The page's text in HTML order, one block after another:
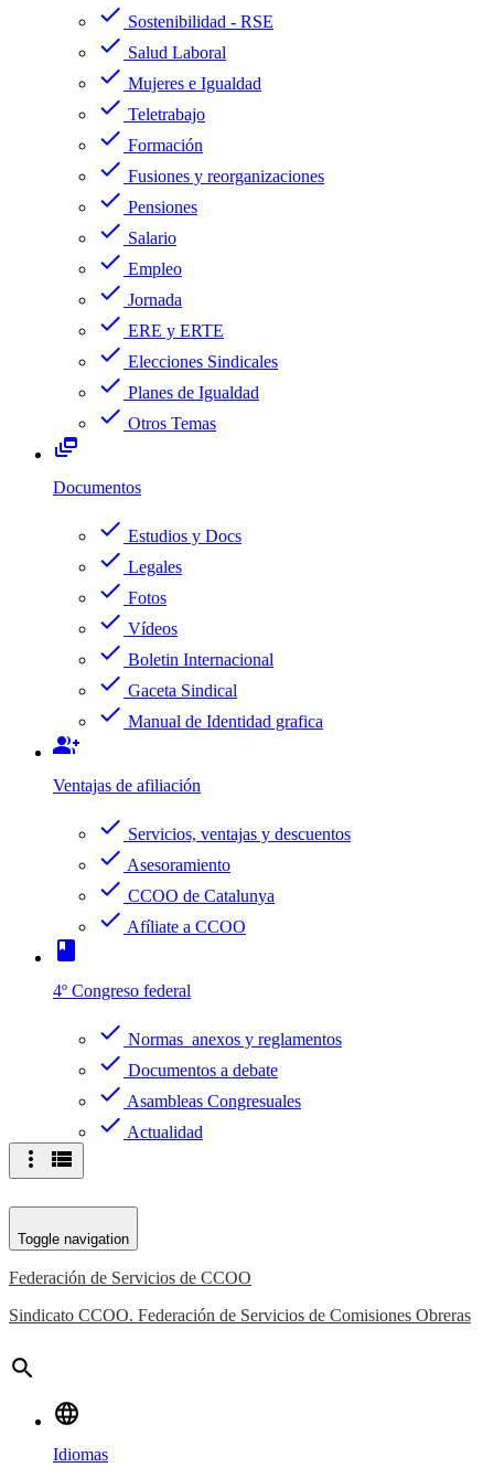
check Sostenibilidad - RSE
check Salud Laboral
check Mujeres e Igualdad
check Teletrabajo
check Formación
check Fusiones y reorganizaciones
check Pensiones
check Salario
check Empleo
check Jornada
check ERE y ERTE
check Elecciones Sindicales
check Planes de Igualdad
check Otros Temas
dynamic_feed
Documentos
check Estudios y Docs
check Legales
check Fotos
check Vídeos
check Boletin Internacional
check Gaceta Sindical
check Manual de Identidad grafica
group_add
Ventajas de afiliación
check Servicios, ventajas y descuentos
check Asesoramiento
check CCOO de Catalunya
check Afíliate a CCOO
book
4º Congreso federal
check Normas anexos y reglamentos
check Documentos a debate
check Asambleas Congresuales
check Actualidad
more_vert view_list
Toggle navigation
Federación de Servicios de CCOO
Sindicato CCOO. Federación de Servicios de Comisiones Obreras
search
language
Idiomas